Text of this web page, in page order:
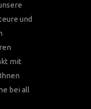
und
mit
bei all